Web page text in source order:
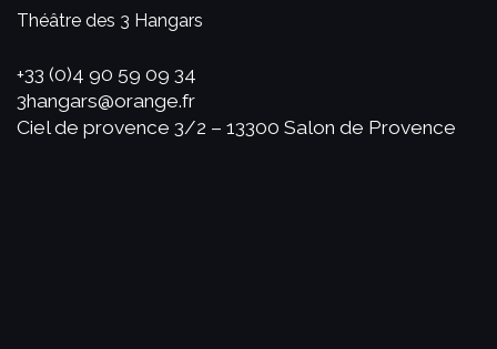
Théâtre des 3 Hangars
+33 (0)4 90 59 09 34
3hangars@orange.fr
Ciel de provence 3/2 – 13300 Salon de Provence